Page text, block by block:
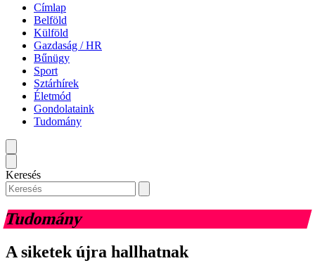
Címlap
Belföld
Külföld
Gazdaság / HR
Bűnügy
Sport
Sztárhírek
Életmód
Gondolataink
Tudomány
Keresés
Tudomány
A siketek újra hallhatnak